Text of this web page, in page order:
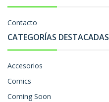
Contacto
CATEGORÍAS DESTACADAS
Accesorios
Comics
Coming Soon